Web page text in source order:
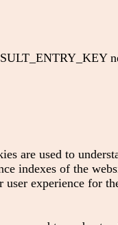
are used to
indexes of the
user experience for